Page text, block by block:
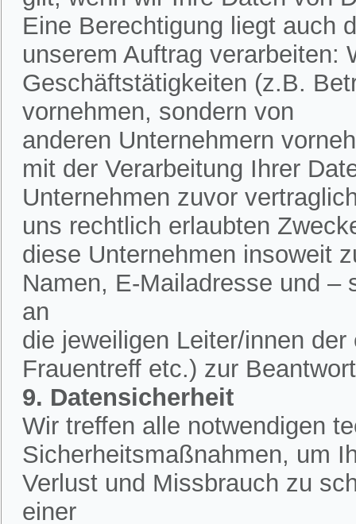
Eine Berechtigung liegt auch
unserem Auftrag verarbeiten:
Geschäftstätigkeiten (z.B.
vornehmen, sondern von
anderen Unternehmern
mit der Verarbeitung Ihrer
Unternehmen zuvor
uns rechtlich erlaubten
diese Unternehmen insoweit
Namen, E-Mailadresse und –
an
die jeweiligen Leiter/innen
Frauentreff etc.) zur
9. Datensicherheit
Wir treffen alle notwendigen
Sicherheitsmaßnahmen, um
Verlust und Missbrauch zu
einer